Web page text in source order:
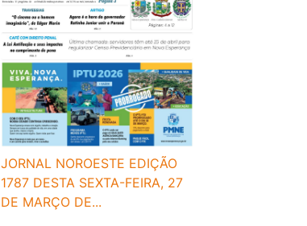
JORNAL NOROESTE EDIÇÃO
1787 DESTA SEXTA-FEIRA, 27
DE MARÇO DE...